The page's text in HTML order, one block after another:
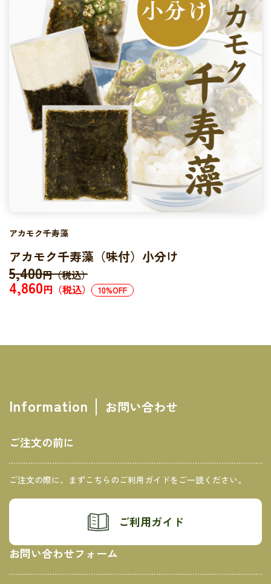
アカモク千寿藻
アカモク千寿藻（味付）小分け
5,400円（税込）
4,860円（税込） 10%OFF
Information お問い合わせ
ご注文の前に
ご注文の際に、まずこちらのご利用ガイドをご一読ください。
ご利用ガイド
お問い合わせフォーム